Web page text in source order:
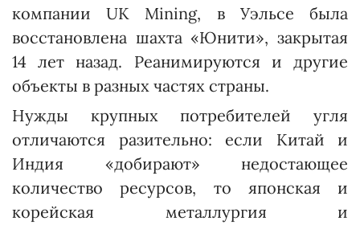
компании UK Mining, в Уэльсе была
восстановлена шахта «Юни­ти», закрытая
14 лет назад. Реанимируются и другие
объекты в разных частях страны.
Нужды крупных потребителей угля
отличаются разительно: если Китай и
Индия «добирают» недостающее
количество ресурсов, то японская и
корейская металлургия и